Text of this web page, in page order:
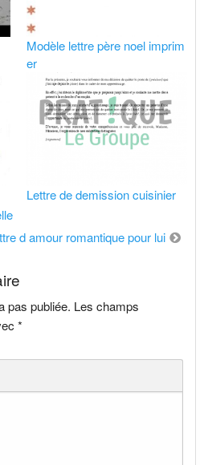
Modèle lettre père noel imprim
er
Lettre de demission cuisinier
d amour romantique pour lui
pas publiée. Les champs
*